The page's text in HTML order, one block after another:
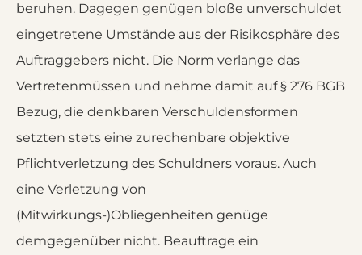
beruhen. Dagegen genügen bloße unverschuldet
eingetretene Umstände aus der Risikosphäre des
Auftraggebers nicht. Die Norm verlange das
Vertretenmüssen und nehme damit auf § 276 BGB
Bezug, die denkbaren Verschuldensformen
setzten stets eine zurechenbare objektive
Pflichtverletzung des Schuldners voraus. Auch
eine Verletzung von
(Mitwirkungs-)Obliegenheiten genüge
demgegenüber nicht. Beauftrage ein